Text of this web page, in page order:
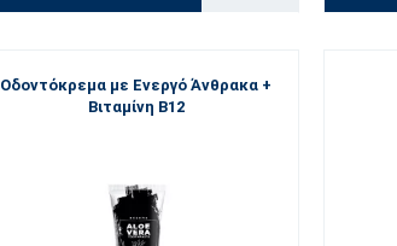
Οδοντόκρεμα με Ενεργό Άνθρακα +
Βιταμίνη Β12